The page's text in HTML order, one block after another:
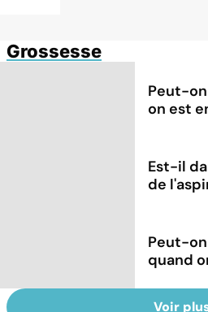
Grossesse
Peut-
on est
Est-il
de
Peut-
quand
Voir